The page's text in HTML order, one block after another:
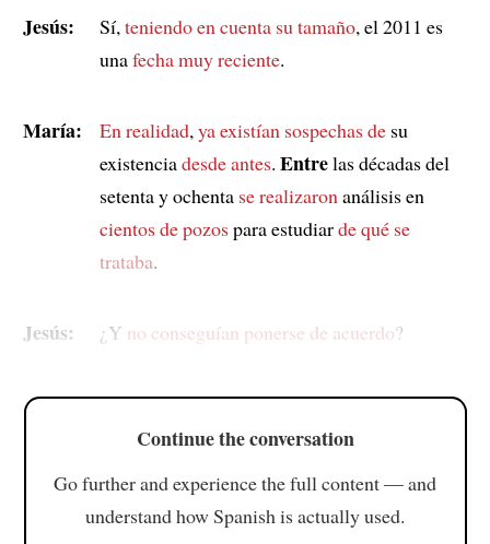
Jesús: Sí, teniendo en cuenta su tamaño, el 2011 es
unafecha muy reciente.
María: En realidad, ya existían sospechas desu
existenciadesde antes. Entrelas décadas del
setenta y ochenta se realizaron análisis en
cientos de pozospara estudiarde qué se
trataba.
Jesús: ¿Y no conseguían ponerse de acuerdo?
Continue the conversation
Go further and experience the full content — and
understand how Spanish is actually used.